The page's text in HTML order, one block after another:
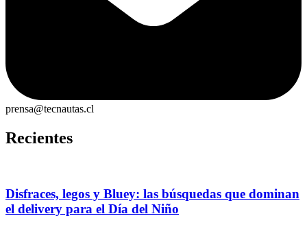
prensa@tecnautas.cl
Recientes
Disfraces, legos y Bluey: las búsquedas que dominan
el delivery para el Día del Niño